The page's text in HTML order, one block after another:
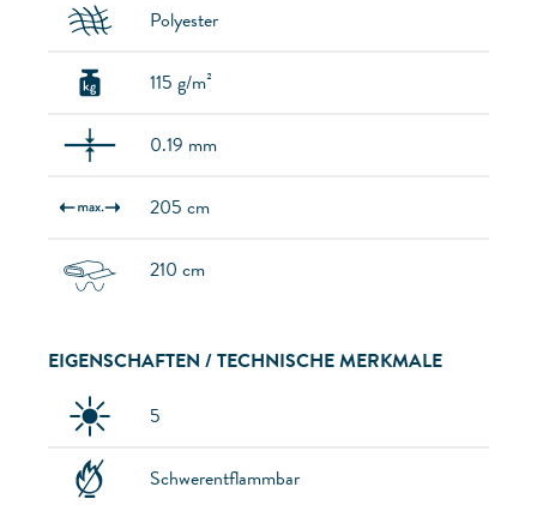
Polyester
115 g/m²
0.19 mm
205 cm
210 cm
EIGENSCHAFTEN / TECHNISCHE MERKMALE
5
Schwerentflammbar